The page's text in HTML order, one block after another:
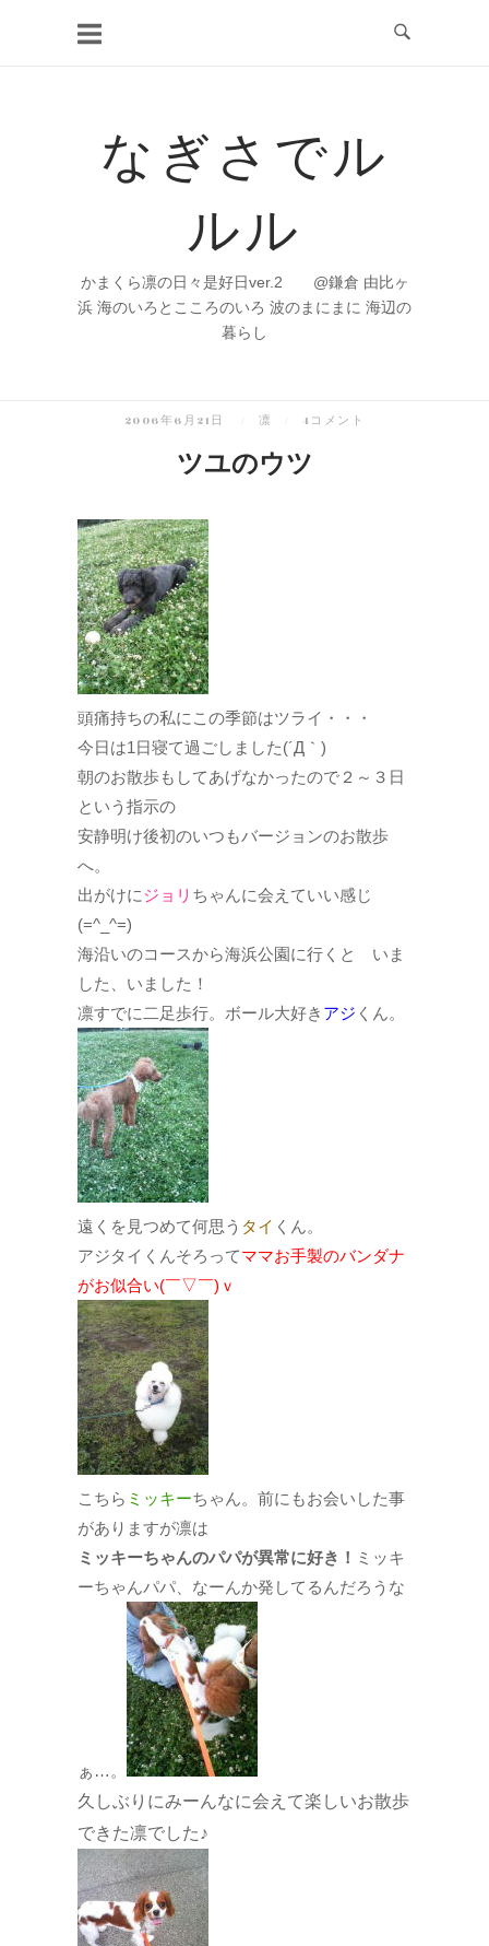
なぎさでル
ルル
かまくら凛の日々是好日ver.2 @鎌倉 由比ヶ
浜 海のいろとこころのいろ 波のまにまに 海辺の
暮らし
2006年6月21日 凛 4コメント
ツユのウツ
頭痛持ちの私にこの季節はツライ・・・
今日は1日寝て過ごしました(´Д｀)
朝のお散歩もしてあげなかったので２～３日
という指示の
安静明け後初のいつもバージョンのお散歩
へ。
出がけにジョリ ちゃんに会えていい感じ
(=^_^=)
海沿いのコースから海浜公園に行くと いま
した、いました！
凛すでに二足歩行。ボール大好き アジ くん。
遠くを見つめて何思う タイ くん。
アジタイくんそろってママお手製のバンダナ
がお似合い(￣▽￣)ｖ
こちら ミッキーちゃん。前にもお会いした事
がありますが凛は
ミッキーちゃんのパパが異常に好き！ ミッキ
ーちゃんパパ、なーんか発してるんだろうな
ぁ…。
久しぶりにみーんなに会えて楽しいお散歩
できた凛でした♪